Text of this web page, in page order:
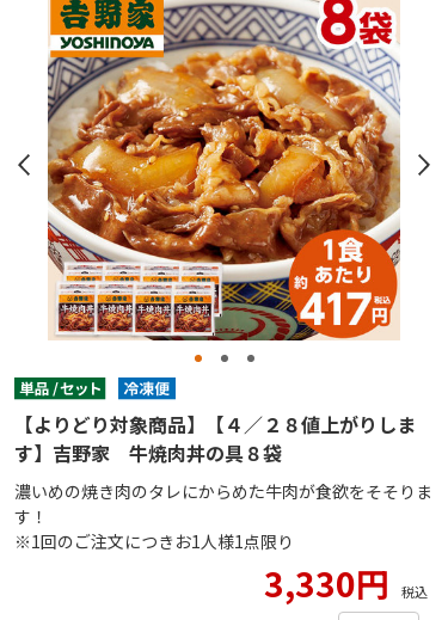
【よりどり対象商品】【４／２８値上がりしま
す】吉野家 牛焼肉丼の具８袋
濃いめの焼き肉のタレにからめた牛肉が食欲をそそりま
す！
※1回のご注文につきお1人様1点限り
3,330円 税込